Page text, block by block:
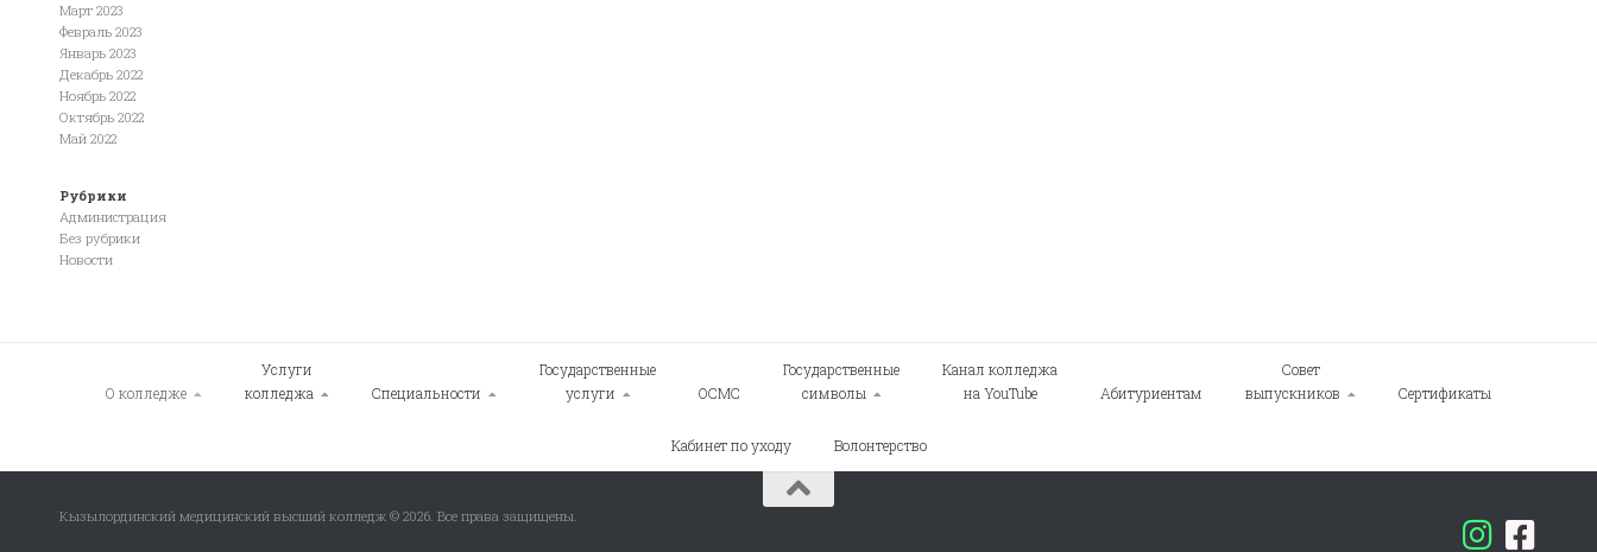
Март 2023
Февраль 2023
Январь 2023
Декабрь 2022
Ноябрь 2022
Октябрь 2022
Май 2022
Рубрики
Администрация
Без рубрики
Новости
О колледже
Услуги
колледжа
Специальности
Государственные
услуги
ОСМС
Государственные
символы
Канал колледжа
на YouTube
Абитуриентам
Совет
выпускников
Сертификаты
Кабинет по уходу Волонтерство
Кызылординский медицинский высший колледж © 2026. Все права защищены.